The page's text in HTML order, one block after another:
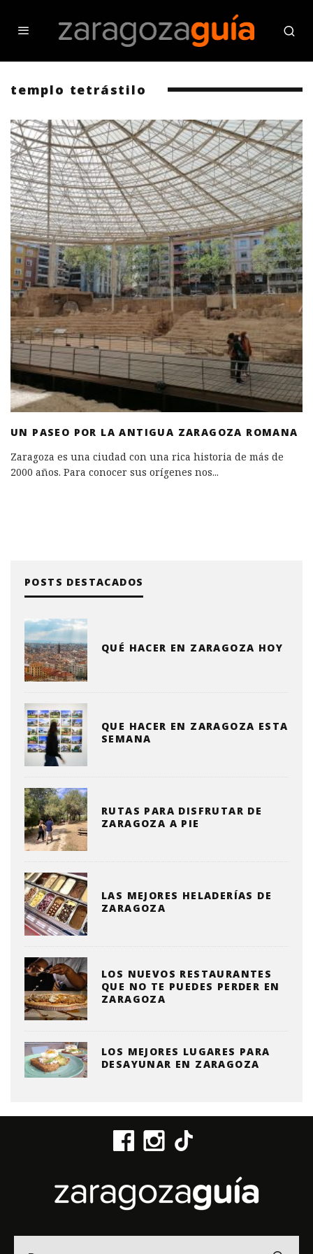
templo tetrástilo
UN PASEO POR LA ANTIGUA ZARAGOZA ROMANA
Zaragoza es una ciudad con una rica historia de más de
2000 años. Para conocer sus orígenes nos...
POSTS DESTACADOS
QUÉ HACER EN ZARAGOZA HOY
QUE HACER EN ZARAGOZA ESTA
SEMANA
RUTAS PARA DISFRUTAR DE
ZARAGOZA A PIE
LAS MEJORES HELADERÍAS DE
ZARAGOZA
LOS NUEVOS RESTAURANTES
QUE NO TE PUEDES PERDER EN
ZARAGOZA
LOS MEJORES LUGARES PARA
DESAYUNAR EN ZARAGOZA